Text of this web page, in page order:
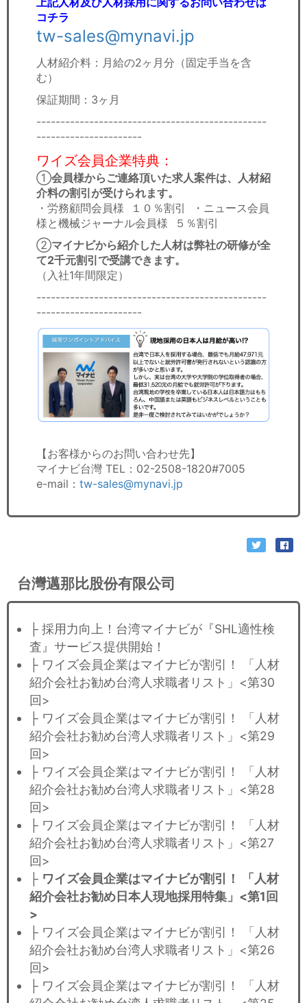
コチラ
tw-sales@mynavi.jp
人材紹介料：月給の2ヶ月分（固定手当を含
む）
保証期間：3ヶ月
------------------------------------------------
----------------------
ワイズ会員企業特典：
①会員様からご連絡頂いた求人案件は、人材紹
介料の割引が受けられます。
・労務顧問会員様 １０％割引 ・ニュース会員
様と機械ジャーナル会員様 ５％割引
②マイナビから紹介した人材は弊社の研修が全
て2千元割引で受講できます。
（入社1年間限定）​
------------------------------------------------
----------------------
【お客様からのお問い合わせ先】
マイナビ台灣 TEL：02-2508-1820#7005
e-mail： tw-sales@mynavi.jp
台灣邁那比股份有限公司
├ 採用力向上！台湾マイナビが『SHL適性検
査』サービス提供開始！
├ ワイズ会員企業はマイナビが割引！ 「人材
紹介会社お勧め台湾人求職者リスト」<第30
回>
├ ワイズ会員企業はマイナビが割引！ 「人材
紹介会社お勧め台湾人求職者リスト」<第29
回>
├ ワイズ会員企業はマイナビが割引！ 「人材
紹介会社お勧め台湾人求職者リスト」<第28
回>
├ ワイズ会員企業はマイナビが割引！ 「人材
紹介会社お勧め台湾人求職者リスト」<第27
回>
├ ワイズ会員企業はマイナビが割引！ 「人材
紹介会社お勧め日本人現地採用特集」<第1回
>
├ ワイズ会員企業はマイナビが割引！ 「人材
紹介会社お勧め台湾人求職者リスト」<第26
回>
├ ワイズ会員企業はマイナビが割引！ 「人材